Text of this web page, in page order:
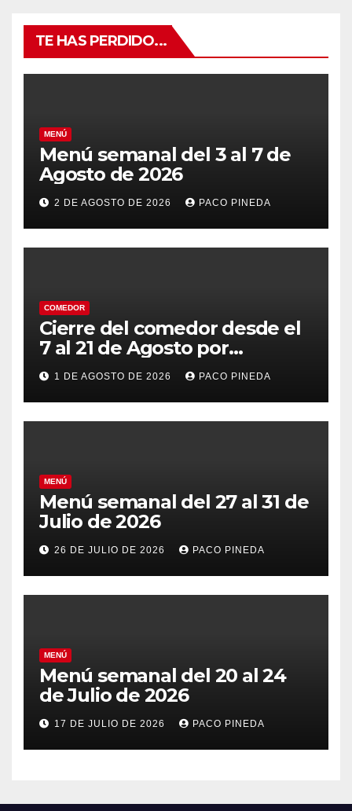
TE HAS PERDIDO...
MENÚ
Menú semanal del 3 al 7 de
Agosto de 2026
2 DE AGOSTO DE 2026 PACO PINEDA
COMEDOR
Cierre del comedor desde el
7 al 21 de Agosto por
vacaciones
1 DE AGOSTO DE 2026 PACO PINEDA
MENÚ
Menú semanal del 27 al 31 de
Julio de 2026
26 DE JULIO DE 2026 PACO PINEDA
MENÚ
Menú semanal del 20 al 24
de Julio de 2026
17 DE JULIO DE 2026 PACO PINEDA